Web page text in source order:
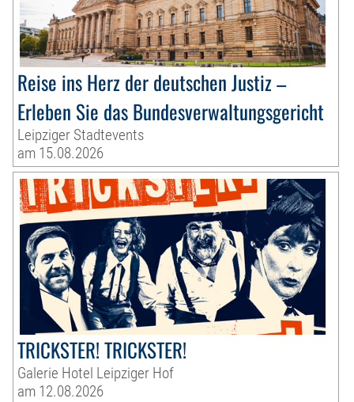
Reise ins Herz der deutschen Justiz –
Erleben Sie das Bundesverwaltungsgericht
Leipziger Stadtevents
am 15.08.2026
TRICKSTER! TRICKSTER!
Galerie Hotel Leipziger Hof
am 12.08.2026